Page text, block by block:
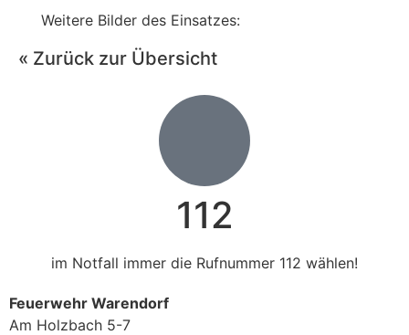
Weitere Bilder des Einsatzes:
« Zurück zur Übersicht
112
im Notfall immer die Rufnummer 112 wählen!
Feuerwehr Warendorf
Am Holzbach 5-7